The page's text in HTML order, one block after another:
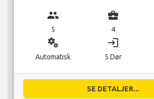
group
5
business_center
4
miscellaneous_services
Automatisk
login
5 Dør
SE DETALJER...